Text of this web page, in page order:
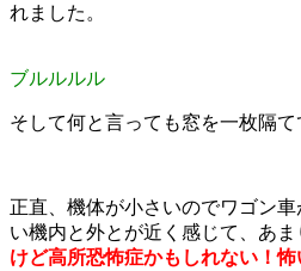
れました。
ブルルルル
そして何と言っても窓を一枚隔て
正直、機体が小さいのでワゴン
い機内と外とが近く感じて、あま
けど高所恐怖症かもしれない！怖